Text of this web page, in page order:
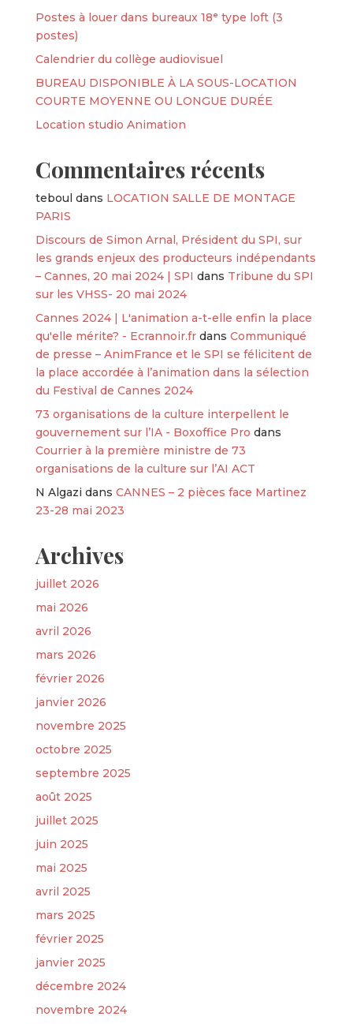
Postes à louer dans bureaux 18ᵉ type loft (3
postes)
Calendrier du collège audiovisuel
BUREAU DISPONIBLE À LA SOUS-LOCATION
COURTE MOYENNE OU LONGUE DURÉE
Location studio Animation
Commentaires récents
teboul dans LOCATION SALLE DE MONTAGE
PARIS
Discours de Simon Arnal, Président du SPI, sur
les grands enjeux des producteurs indépendants
– Cannes, 20 mai 2024 | SPI dans Tribune du SPI
sur les VHSS- 20 mai 2024
Cannes 2024 | L'animation a-t-elle enfin la place
qu'elle mérite? - Ecrannoir.frdans Communiqué
de presse – AnimFrance et le SPI se félicitent de
la place accordée à l’animation dans la sélection
du Festival de Cannes 2024
73 organisations de la culture interpellent le
gouvernement sur l’IA - Boxoffice Pro dans
Courrier à la première ministre de 73
organisations de la culture sur l’AI ACT
N Algazi dans CANNES – 2 pièces face Martinez
23-28 mai 2023
Archives
juillet 2026
mai 2026
avril 2026
mars 2026
février 2026
janvier 2026
novembre 2025
octobre 2025
septembre 2025
août 2025
juillet 2025
juin 2025
mai 2025
avril 2025
mars 2025
février 2025
janvier 2025
décembre 2024
novembre 2024